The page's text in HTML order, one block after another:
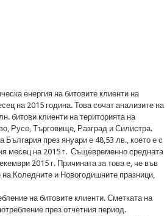
енергия на битовите клиенти на
на 2015 година. Това сочат анализите на
битови клиенти на територията на
Русе, Търговище, Разград и Силистра.
през януари е 48,53 лв., което е с
месец на 2015 г. Същевременно средната
2015 г. Причината за това е, че във
Коледните и Новогодишните празници,
на битовите клиенти. Сметката на
през отчетния период.